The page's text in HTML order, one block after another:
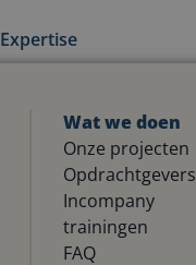
Expertise
Wat we doen
Onze projecten
Opdrachtgevers
Incompany
trainingen
FAQ